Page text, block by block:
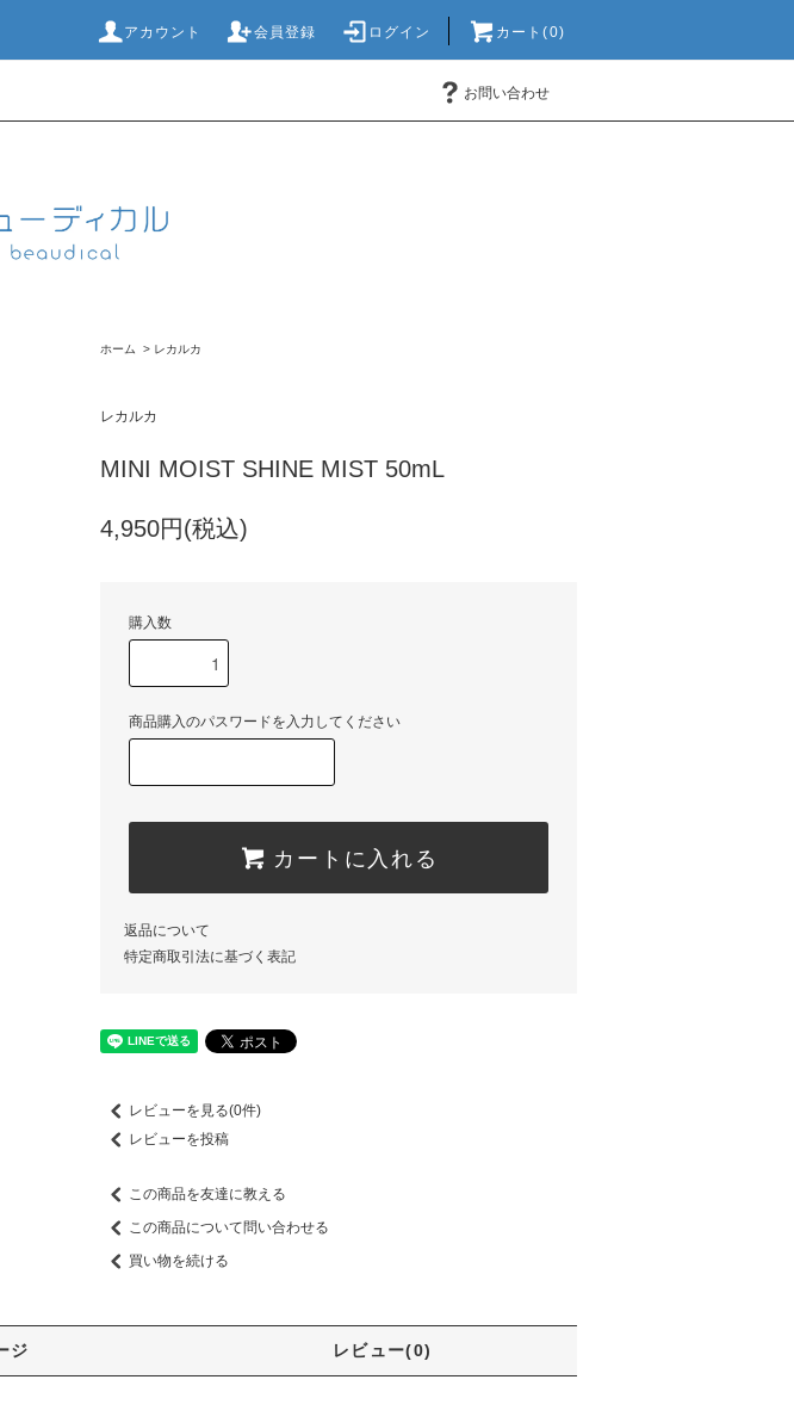
アカウント 会員登録 ログイン カート(0)
お問い合わせ
ホーム > レカルカ
レカルカ
MINI MOIST SHINE MIST 50mL
4,950円(税込)
購入数
商品購入のパスワードを入力してください
カートに入れる
返品について
特定商取引法に基づく表記
レビューを見る(0件)
レビューを投稿
この商品を友達に教える
この商品について問い合わせる
買い物を続ける
ジ レビュー(0)